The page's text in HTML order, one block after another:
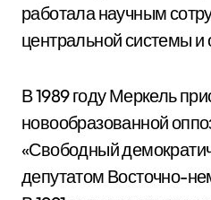
работала научным
центральной системы и
В 1989 году Меркель
новообразованной
«Свободный
депутатом Восточно-